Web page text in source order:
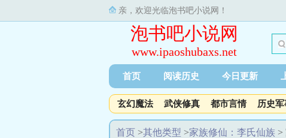
亲，欢迎光临泡书吧小说网！
泡书吧小说网
www.ipaoshubaxs.net
首页 阅读历史 今日更新
玄幻魔法 武侠修真 都市言情 历史
首页 >其他类型 >家族修仙：李氏仙族 >